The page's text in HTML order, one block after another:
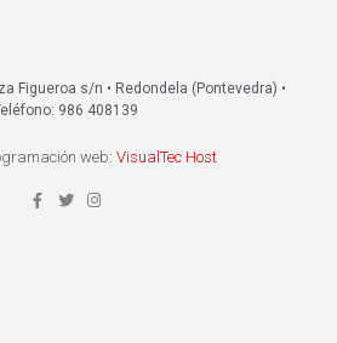
Figueroa s/n • Redondela (Pontevedra) •
986 408139
web: VisualTec Host